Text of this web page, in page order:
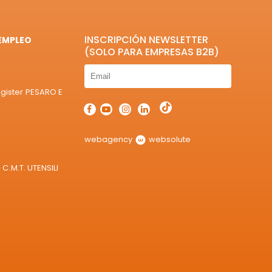
PESARO E
UTENSILI
INSCRIPCIÓN NEWSLETTER
(SOLO PARA EMPRESAS B2B)
webagency websolute